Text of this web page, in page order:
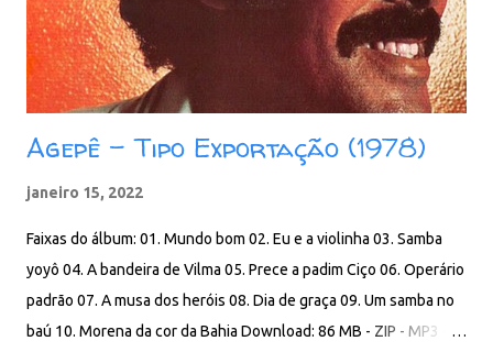
Agepê - Tipo Exportação (1978)
janeiro 15, 2022
Faixas do álbum: 01. Mundo bom 02. Eu e a violinha 03. Samba
yoyô 04. A bandeira de Vilma 05. Prece a padim Ciço 06. Operário
padrão 07. A musa dos heróis 08. Dia de graça 09. Um samba no
baú 10. Morena da cor da Bahia Download: 86 MB - ZIP - MP3 -